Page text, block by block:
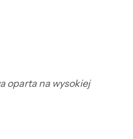
oparta na wysokiej